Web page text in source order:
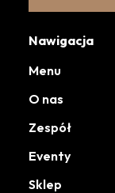
Nawigacja
Menu
O nas
Zespół
Eventy
Sklep